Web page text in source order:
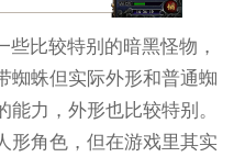
比较特别的暗黑怪物，
蜘蛛但实际外形和普通蜘
力，外形也比较特别。
形角色，但在游戏里其实